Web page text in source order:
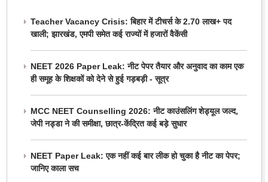
Teacher Vacancy Crisis: बिहार में टीचर्स के 2.70 लाख+ पद
खाली; झारखंड, एमपी समेत कई राज्यों में हजारों वैकेंसी
NEET 2026 Paper Leak: नीट पेपर तैयार और अनुवाद का काम एक
ही समूह के शिक्षकों को देने से हुई गड़बड़ी - सूत्र
MCC NEET Counselling 2026: नीट काउंसलिंग शेड्यूल जल्द,
जेपी नड्डा ने की समीक्षा, छात्र-केंद्रित कई बड़े सुधार
NEET Paper Leak: एक नहीं कई बार लीक हो चुका है नीट का पेपर;
जानिए काला सच